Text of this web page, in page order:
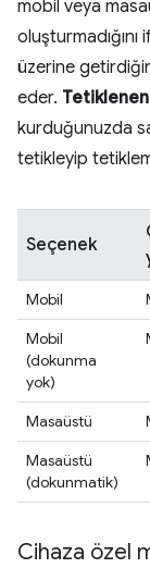
mobil veya
oluşturmadığını
üzerine
eder.
kurduğunuzda
tetikleyip
Seçenek
Mobil
Mobil
(dokunma
yok)
Masaüstü
Masaüstü
(dokunmatik)
Cihaza özel